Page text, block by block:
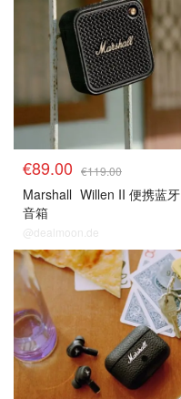
€89.00 €119.00
Marshall Willen II 便携蓝牙
音箱
@dealmoon.de